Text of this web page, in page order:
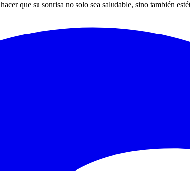
que su sonrisa no solo sea saludable, sino también